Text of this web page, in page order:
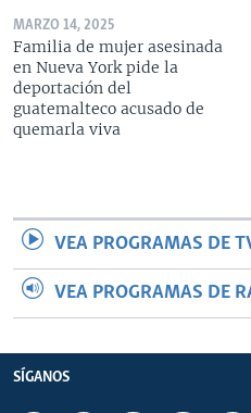
MARZO 14, 2025
Familia de mujer asesinada
en Nueva York pide la
deportación del
guatemalteco acusado de
quemarla viva
VEA PROGRAMAS DE
VEA PROGRAMAS DE
SÍGANOS